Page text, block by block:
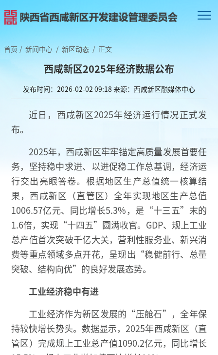
首页 / 新闻中心 / 新区动态 / 正文
西咸新区2025年经济数据公布
发布时间：2026-02-02 09:18 来源：西咸新区融媒体中心
近日，西咸新区2025年经济运行情况正式发
布。
2025年，西咸新区牢牢锚定高质量发展首要任
务，坚持稳中求进、以进促稳工作总基调，经济运
行交出亮眼答卷。根据地区生产总值统一核算结
果，西咸新区（直管区）全年实现地区生产总值
1006.57亿元、同比增长5.3%，是“十三五”末的
1.6倍，实现“十四五”圆满收官。GDP、规上工业
总产值首次突破千亿大关，营利性服务业、新兴消
费等重点领域多点开花，呈现出“稳健前行、总量
突破、结构向优”的良好发展态势。
工业经济稳中有进
工业经济作为新区发展的“压舱石”，全年保
持较快增长势头。数据显示，2025年西咸新区（直
管区）完成规上工业总产值1090.2亿元，同比增长